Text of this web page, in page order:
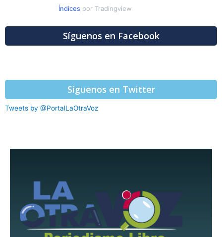
Índices por Tradingview
Síguenos en Facebook
Síguenos en Twitter
Tweets by @PortalLaOtraVoz